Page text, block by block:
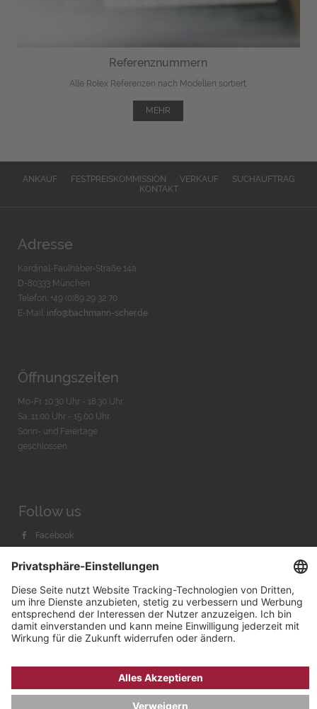
Referenznummern
Alle Rolex Referenzen nach Modellen sortiert.
MEHR
ANKAUF FESTPREISKOMMISSION VERKAUF
SUCHAUFTRAG
KONTAKT
Adresse
Kardinal-Faulhaber-Straße 14a
D-80333 München
Telefon: +49 (0)89 29 32 70
E-Mail: info@bachmann-scher.de
Öffnungszeiten
Mo-Fr. 10:30 Uhr - 18:30 Uhr
Sa. 11:00 Uhr - 15.00 Uhr
Sonn- und Feiertage
geschlossen
Follow us
Facebook
Youtube
IMPRESSUM